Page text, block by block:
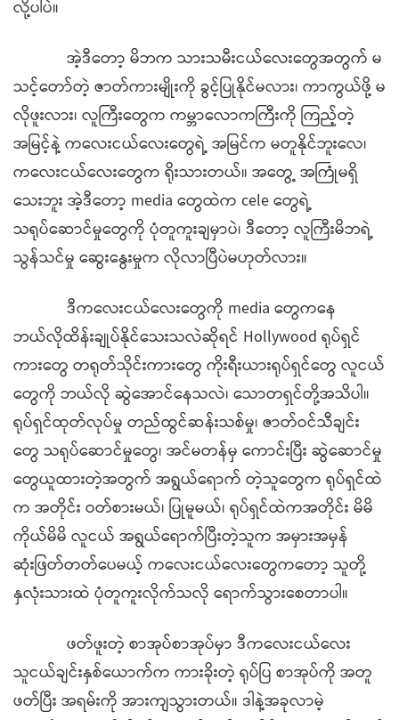
လို့ပါပဲ။
အဲ့ဒီတော့ မိဘက သားသမီးငယ်လေးတွေအတွက် မ
သင့်တော်တဲ့ ဇာတ်ကားမျိုးကို ခွင့်ပြုနိုင်မလား၊ ကာကွယ်ဖို့ မ
လိုဖူးလား၊ လူကြီးတွေက ကမ္ဘာလောကကြီးကို ကြည့်တဲ့
အမြင့်နဲ့ ကလေးငယ်လေးတွေရဲ့ အမြင်က မတူနိုင်ဘူးလေ၊
ကလေးငယ်လေးတွေက ရိုးသားတယ်။ အတွေ့ အကြုံမရှိ
သေးဘူး အဲ့ဒီတော့ media တွေထဲက cele တွေရဲ့
သရုပ်ဆောင်မှုတွေကို ပုံတူကူးချမှာပဲ၊ ဒီတော့ လူကြီးမိဘရဲ့
သွန်သင်မှု ဆွေးနွေးမှုက လိုလာပြီပဲမဟုတ်လား။
ဒီကလေးငယ်လေးတွေကို media တွေကနေ
ဘယ်လိုထိန်းချုပ်နိုင်သေးသလဲဆိုရင် Hollywood ရုပ်ရှင်
ကားတွေ တရုတ်သိုင်းကားတွေ ကိုးရီးယားရုပ်ရှင်တွေ လူငယ်
တွေကို ဘယ်လို ဆွဲအောင်နေသလဲ၊ သောတရှင်တို့အသိပါ။
ရုပ်ရှင်ထုတ်လုပ်မှု တည်ထွင်ဆန်းသစ်မှု၊ ဇာတ်ဝင်သီချင်း
တွေ သရုပ်ဆောင်မှုတွေ၊ အင်မတန်မှ ကောင်းပြီး ဆွဲဆောင်မှု
တွေယူထားတဲ့အတွက် အရွယ်ရောက် တဲ့သူတွေက ရုပ်ရှင်ထဲ
က အတိုင်း ဝတ်စားမယ်၊ ပြုမူမယ်၊ ရုပ်ရှင်ထဲကအတိုင်း မိမိ
ကိုယ်မိမိ လူငယ် အရွယ်ရောက်ပြီးတဲ့သူက အမှားအမှန်
ဆုံးဖြတ်တတ်ပေမယ့် ကလေးငယ်လေးတွေကတော့ သူတို့
နှလုံးသားထဲ ပုံတူကူးလိုက်သလို ရောက်သွားစေတာပါ။
ဖတ်ဖူးတဲ့ စာအုပ်စာအုပ်မှာ ဒီကလေးငယ်လေး
သူငယ်ချင်းနှစ်ယောက်က ကားခိုးတဲ့ ရုပ်ပြ စာအုပ်ကို အတူ
ဖတ်ပြီး အရမ်းကို အားကျသွားတယ်။ ဒါနဲ့အခုလာမဲ့